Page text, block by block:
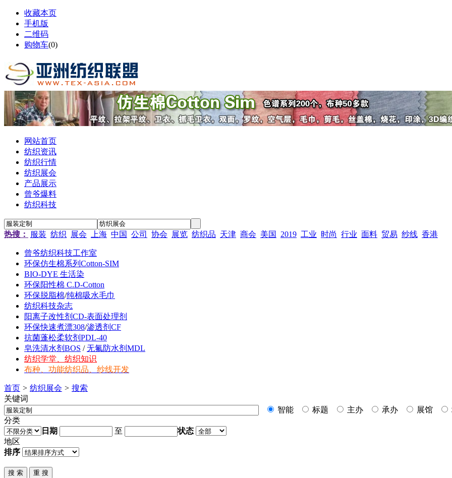
收藏本页
手机版
二维码
购物车(0)
网站首页
纺织资讯
纺织行情
纺织展会
产品展示
曾爷爆料
纺织科技
热搜： 服装 纺织 展会 上海 中国 公司 协会 展览 纺织品 天津 商会 美国 2019 工业 时尚 行业 面料 贸易 纱线 香港
曾爷纺织科技工作室
环保仿生棉系列Cotton-SIM
BIO-DYE 生活染
环保阳性棉 C.D-Cotton
环保脱脂棉/纯棉吸水毛巾
纺织科技杂志
阳离子改性剂CD-表面处理剂
环保快速煮漂308/渗透剂CF
抗菌蓬松柔软剂PDL-40
皂洗清水剂BOS /无氟防水剂MDL
纺织学堂、纺织知识
布种、功能纺织品、纱线开发
首页 > 纺织展会 > 搜索
关键词
智能
标题 主办 承办 展馆
分类
日期
至
状态
地区
排序